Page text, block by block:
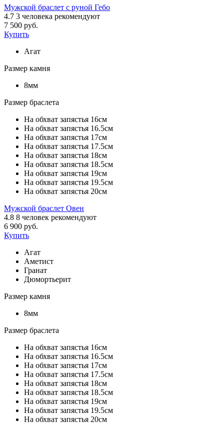
Мужской браслет с руной Гебо
4.7 3 человека рекомендуют
7 500 руб.
Купить
Агат
Размер камня
8мм
Размер браслета
На обхват запястья 16см
На обхват запястья 16.5см
На обхват запястья 17см
На обхват запястья 17.5см
На обхват запястья 18см
На обхват запястья 18.5см
На обхват запястья 19см
На обхват запястья 19.5см
На обхват запястья 20см
Мужской браслет Овен
4.8 8 человек рекомендуют
6 900 руб.
Купить
Агат
Аметист
Гранат
Дюмортьерит
Размер камня
8мм
Размер браслета
На обхват запястья 16см
На обхват запястья 16.5см
На обхват запястья 17см
На обхват запястья 17.5см
На обхват запястья 18см
На обхват запястья 18.5см
На обхват запястья 19см
На обхват запястья 19.5см
На обхват запястья 20см